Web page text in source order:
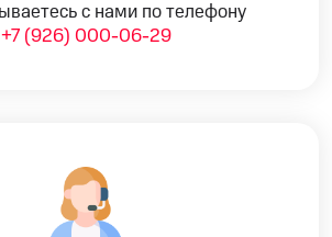
с нами по телефону
+7 (926) 000-06-29